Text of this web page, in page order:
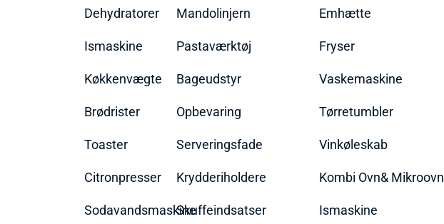
Dehydratorer
Ismaskine
Køkkenvægte
Brødrister
Toaster
Citronpresser
Sodavandsmaskine
Mandolinjern
Pastaværktøj
Bageudstyr
Opbevaring
Serveringsfade
Krydderiholdere
Skuffeindsatser
Emhætte
Fryser
Vaskemaskine
Tørretumbler
Vinkøleskab
Kombi Ovn& Mikroovn
Ismaskine